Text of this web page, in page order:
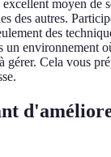
moyen de
des autres.
des
un environnement
gérer. Cela vous